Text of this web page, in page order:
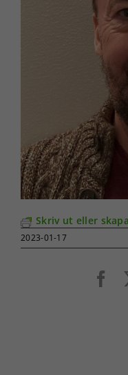
Skriv ut eller
2023-01-17